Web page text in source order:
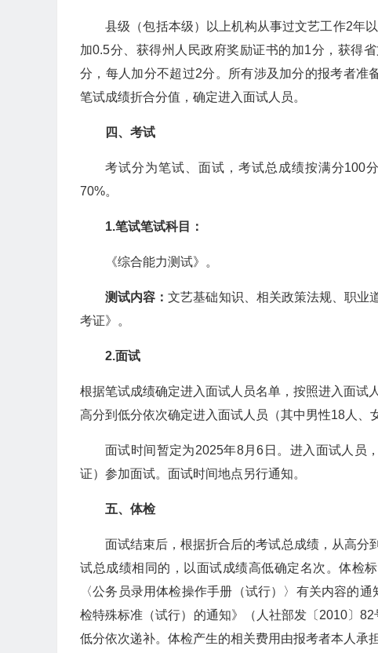
县级（包括本级）以上机构从事过文艺工作2年
加0.5分、获得州人民政府奖励证书的加1分，获得
分，每人加分不超过2分。所有涉及加分的报考者准
笔试成绩折合分值，确定进入面试人员。
四、 考试
考试分为笔试、面试，考试总成绩按满分100
70%。
1.笔试笔试科目：
《综合能力测试》。
测试内容：文艺基础知识、相关政策法规、职业
考证》。
2.面试
根据笔试成绩确定进入面试人员名单，按照进入面试
高分到低分依次确定进入面试人员（其中男性18人、
面试时间暂定为2025年8月6日。进入面试人员
证）参加面试。面试时间地点另行通知。
五、 体检
面试结束后，根据折合后的考试总成绩，从高分
试总成绩相同的，以面试成绩高低确定名次。体检
〈公务员录用体检操作手册（试行）〉有关内容的
检特殊标准（试行）的通知》（人社部发〔2010〕
低分依次递补。体检产生的相关费用由报考者本人承担